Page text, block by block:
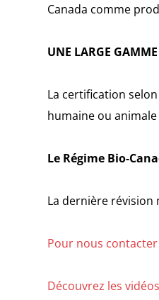
Canada comme
UNE LARGE
La certification
humaine ou
Le Régime Bio-
La dernière révision
Pour nous
Découvrez les